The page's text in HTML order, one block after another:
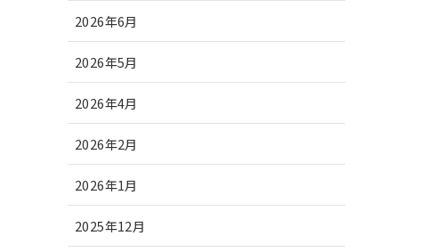
2026年6月
2026年5月
2026年4月
2026年2月
2026年1月
2025年12月